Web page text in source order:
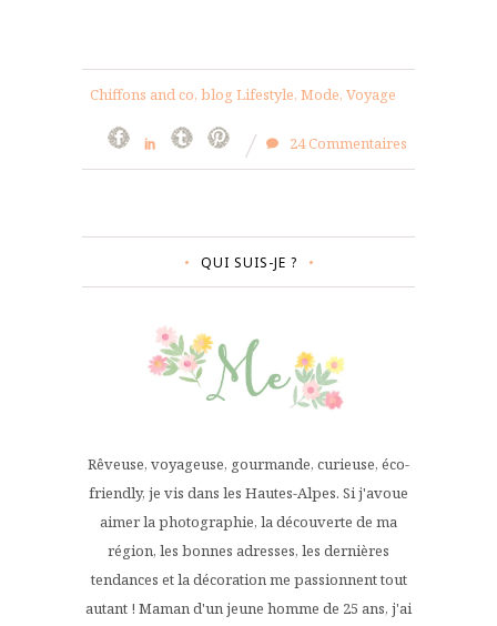
Chiffons and co, blog Lifestyle, Mode, Voyage
24 Commentaires
QUI SUIS-JE ?
Rêveuse, voyageuse, gourmande, curieuse, éco-
friendly, je vis dans les Hautes-Alpes. Si j'avoue
aimer la photographie, la découverte de ma
région, les bonnes adresses, les dernières
tendances et la décoration me passionnent tout
autant ! Maman d'un jeune homme de 25 ans, j'ai